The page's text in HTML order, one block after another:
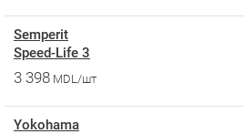
Semperit
Speed-Life 3
3 398 MDL/шт
Yokohama